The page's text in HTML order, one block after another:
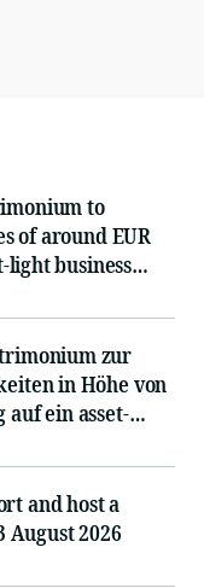
to
of around EUR
light business
zur
in Höhe von
auf ein asset-
and host a
call on Q2 results on 13 August 2026